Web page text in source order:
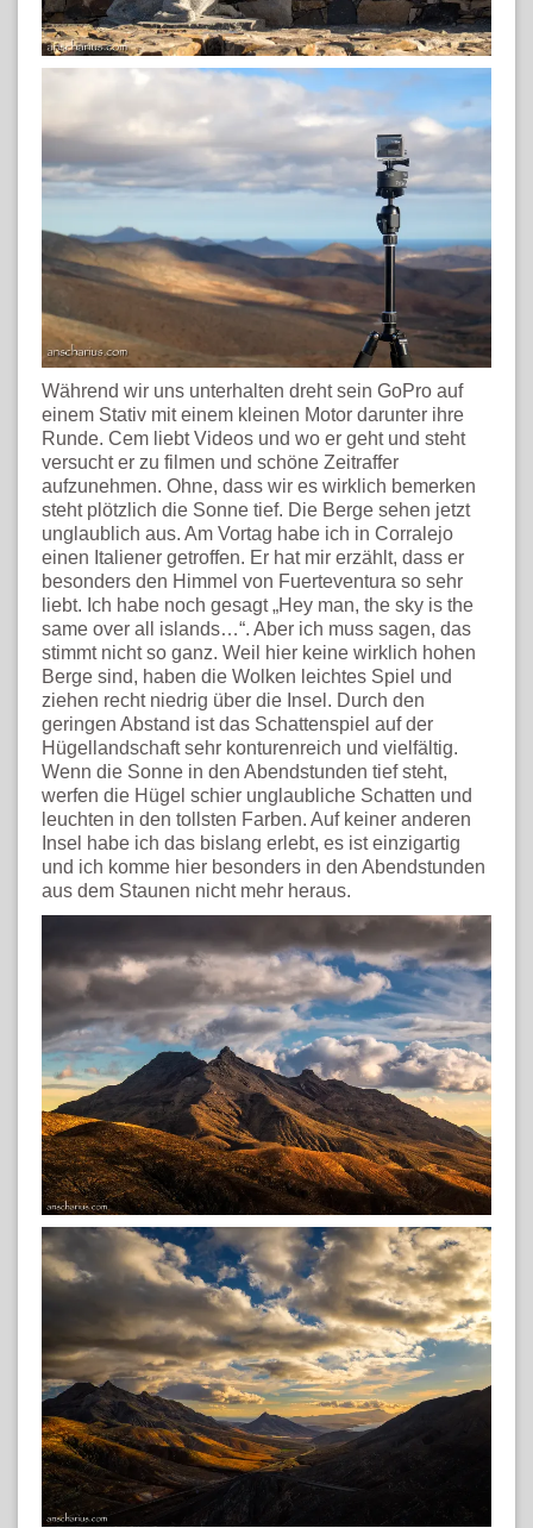
Während wir uns unterhalten dreht sein GoPro auf
einem Stativ mit einem kleinen Motor darunter ihre
Runde. Cem liebt Videos und wo er geht und steht
versucht er zu filmen und schöne Zeitraffer
aufzunehmen. Ohne, dass wir es wirklich bemerken
steht plötzlich die Sonne tief. Die Berge sehen jetzt
unglaublich aus. Am Vortag habe ich in Corralejo
einen Italiener getroffen. Er hat mir erzählt, dass er
besonders den Himmel von Fuerteventura so sehr
liebt. Ich habe noch gesagt „Hey man, the sky is the
same over all islands…“. Aber ich muss sagen, das
stimmt nicht so ganz. Weil hier keine wirklich hohen
Berge sind, haben die Wolken leichtes Spiel und
ziehen recht niedrig über die Insel. Durch den
geringen Abstand ist das Schattenspiel auf der
Hügellandschaft sehr konturenreich und vielfältig.
Wenn die Sonne in den Abendstunden tief steht,
werfen die Hügel schier unglaubliche Schatten und
leuchten in den tollsten Farben. Auf keiner anderen
Insel habe ich das bislang erlebt, es ist einzigartig
und ich komme hier besonders in den Abendstunden
aus dem Staunen nicht mehr heraus.